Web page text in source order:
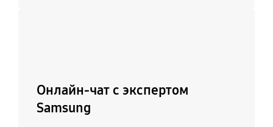
Онлайн-чат с экспертом
Samsung